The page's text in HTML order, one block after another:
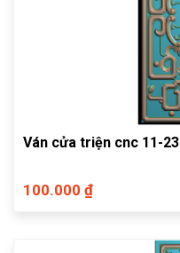
Ván cửa triện cnc 11-23
100.000 ₫